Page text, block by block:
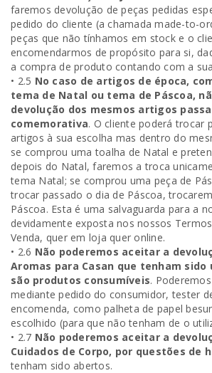
faremos devolução de peças pedidas
pedido do cliente (a chamada made-to-
peças que não tínhamos em stock e o
encomendarmos de propósito para si,
a compra de produto contando com a
• 2.5 No caso de artigos de época,
tema de Natal ou tema de Páscoa,
devolução dos mesmos artigos
comemorativa. O cliente poderá trocar
artigos à sua escolha mas dentro do
se comprou uma toalha de Natal e
depois do Natal, faremos a troca
tema Natal; se comprou uma peça de
trocar passado o dia de Páscoa,
Páscoa. Esta é uma salvaguarda para a
devidamente exposta nos nossos
Venda, quer em loja quer online.
• 2.6 Não poderemos aceitar a
Aromas para Casan que tenham sido
são produtos consumíveis.
mediante pedido do consumidor, tester
encomenda, como palheta de papel
escolhido (para que não tenham de o
• 2.7 Não poderemos aceitar a
Cuidados de Corpo, por questões de
tenham sido abertos.